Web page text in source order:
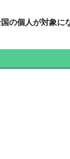
の個人が対象に